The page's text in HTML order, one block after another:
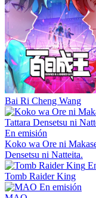
Bai Ri Cheng Wang
En emisión
Koko wa Ore ni
Densetsu ni Natteita.
Tomb Raider King
En emisión